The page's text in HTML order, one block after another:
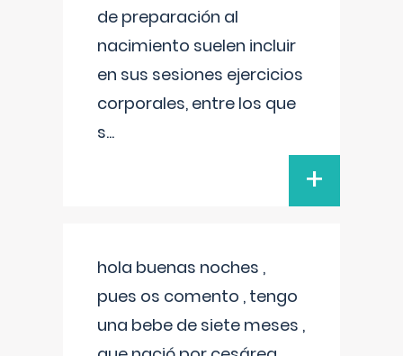
de preparación al
nacimiento suelen incluir
en sus sesiones ejercicios
corporales, entre los que
s...
+
hola buenas noches ,
pues os comento , tengo
una bebe de siete meses ,